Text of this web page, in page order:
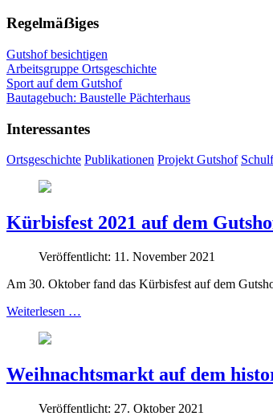
Regelmäẞiges
Gutshof besichtigen
Arbeitsgruppe Ortsgeschichte
Sport auf dem Gutshof
Bautagebuch: Baustelle Pächterhaus
Interessantes
Ortsgeschichte Publikationen Projekt Gutshof
Kürbisfest 2021 auf dem
Veröffentlicht: 11. November 2021
Am 30. Oktober fand das Kürbisfest auf dem
Weiterlesen …
Weihnachtsmarkt auf dem
Veröffentlicht: 27. Oktober 2021